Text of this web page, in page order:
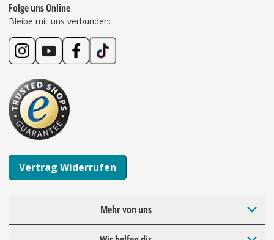
Folge uns Online
Bleibe mit uns verbunden:
Vertrag Widerrufen
Mehr von uns